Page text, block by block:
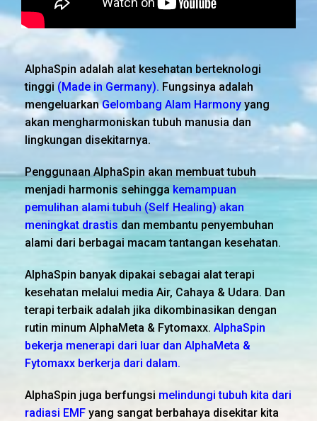
AlphaSpin adalah alat kesehatan berteknologi
tinggi (Made in Germany). Fungsinya adalah
mengeluarkanGelombang Alam Harmony yang
akan mengharmoniskan tubuh manusia dan
lingkungan disekitarnya.
Penggunaan AlphaSpin akan membuat tubuh
menjadi harmonis sehingga kemampuan
pemulihan alami tubuh (Self Healing) akan
meningkat drastis dan membantu penyembuhan
alami dari berbagai macam tantangan kesehatan.
AlphaSpin banyak dipakai sebagai alat terapi
kesehatan melalui media Air, Cahaya & Udara. Dan
terapi terbaik adalah jika dikombinasikan dengan
rutin minum AlphaMeta & Fytomaxx. AlphaSpin
bekerja menerapi dari luar dan AlphaMeta &
Fytomaxx berkerja dari dalam.
AlphaSpin juga berfungsi melindungi tubuh kita dari
radiasi EMF yang sangat berbahaya disekitar kita